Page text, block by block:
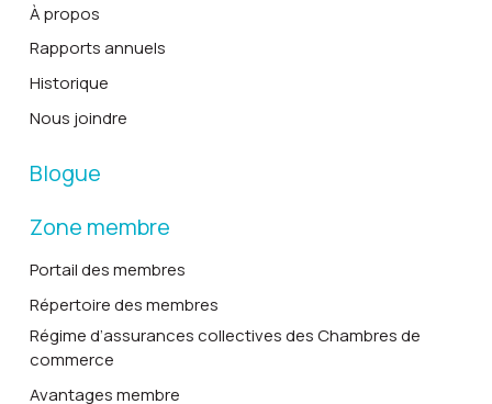
À propos
Rapports annuels
Historique
Nous joindre
Blogue
Zone membre
Portail des membres
Répertoire des membres
Régime d’assurances collectives des Chambres de
commerce
Avantages membre